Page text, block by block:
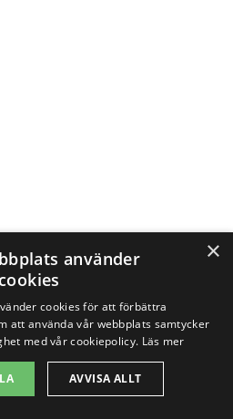
×
använder
cookies
cookies för att förbättra
att använda vår webbplats samtycker
med vår cookiepolicy. Läs mer
AVVISA ALLT